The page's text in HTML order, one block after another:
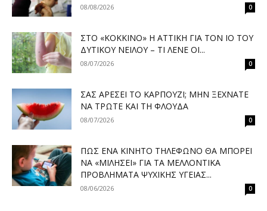
08/08/2026 0
ΣΤΟ «ΚΌΚΚΙΝΟ» Η ΑΤΤΙΚΉ ΓΙΑ ΤΟΝ ΙΌ ΤΟΥ
ΔΥΤΙΚΟΎ ΝΕΊΛΟΥ – ΤΙ ΛΈΝΕ ΟΙ...
08/07/2026 0
ΣΑΣ ΑΡΈΣΕΙ ΤΟ ΚΑΡΠΟΎΖΙ; ΜΗΝ ΞΕΧΝΆΤΕ
ΝΑ ΤΡΏΤΕ ΚΑΙ ΤΗ ΦΛΟΎΔΑ
08/07/2026 0
ΠΏΣ ΈΝΑ ΚΙΝΗΤΌ ΤΗΛΈΦΩΝΟ ΘΑ ΜΠΟΡΕΊ
ΝΑ «ΜΙΛΉΣΕΙ» ΓΙΑ ΤΑ ΜΕΛΛΟΝΤΙΚΆ
ΠΡΟΒΛΉΜΑΤΑ ΨΥΧΙΚΉΣ ΥΓΕΊΑΣ...
08/06/2026 0